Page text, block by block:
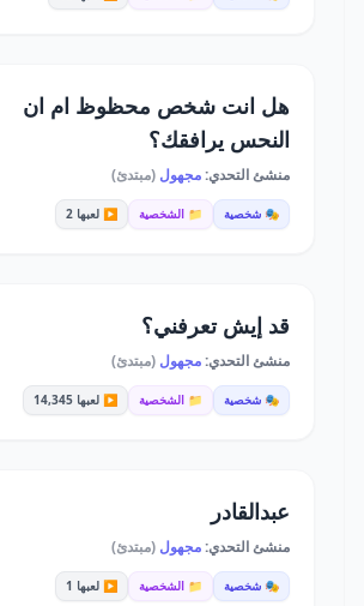
هل انت شخص محظوظ ام ان
النحس يرافقك؟
منشئ التحدي:مجهول (مبتدئ)
🎭 شخصية 📁 الشخصية ▶️ لعبها 2
قد إيش تعرفني؟
منشئ التحدي:مجهول (مبتدئ)
🎭 شخصية 📁 الشخصية ▶️ لعبها 14,345
عبدالقادر
منشئ التحدي:مجهول (مبتدئ)
🎭 شخصية 📁 الشخصية ▶️ لعبها 1